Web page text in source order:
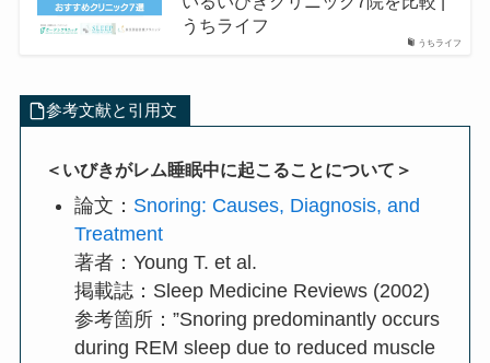
うちライフ
うちライフ
参考文献と引用文
＜いびきがレム睡眠中に起こることについて＞
論文： Snoring: Causes, Diagnosis, and
Treatment
著者：Young T. et al.
掲載誌：Sleep Medicine Reviews (2002)
参考箇所：”Snoring predominantly occurs
during REM sleep due to reduced muscle